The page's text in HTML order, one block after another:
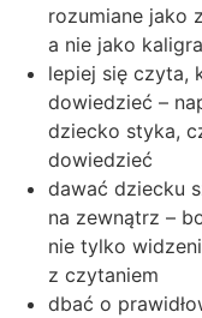
rozumiane jako
a nie jako
lepiej się czyta,
dowiedzieć –
dziecko styka,
dowiedzieć
dawać dziecku
na zewnątrz –
nie tylko
z czytaniem
dbać o